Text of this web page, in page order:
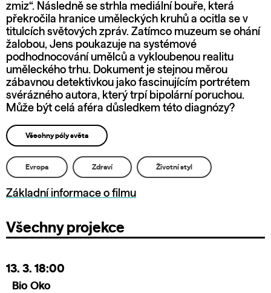
zmiz“. Následně se strhla mediální bouře, která
překročila hranice uměleckých kruhů a ocitla se v
titulcích světových zpráv. Zatímco muzeum se ohání
žalobou, Jens poukazuje na systémové
podhodnocování umělců a vykloubenou realitu
uměleckého trhu. Dokument je stejnou měrou
zábavnou detektivkou jako fascinujícím portrétem
svérázného autora, který trpí bipolární poruchou.
Může být celá aféra důsledkem této diagnózy?
Všechny póly světa
Evropa Zdraví Životní styl
Základní informace o filmu
Všechny projekce
13. 3. 18:00
Bio Oko